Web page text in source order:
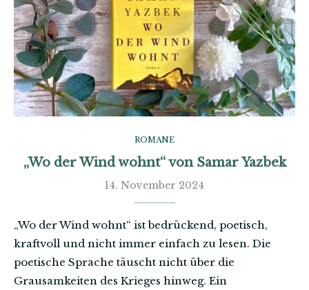
ROMANE
„Wo der Wind wohnt“ von Samar Yazbek
14. November 2024
„Wo der Wind wohnt“ ist bedrückend, poetisch,
kraftvoll und nicht immer einfach zu lesen. Die
poetische Sprache täuscht nicht über die
Grausamkeiten des Krieges hinweg. Ein